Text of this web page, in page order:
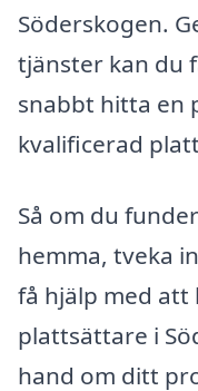
Söderskogen.
tjänster kan du
snabbt hitta en
kvalificerad
Så om du
hemma, tveka
få hjälp med
plattsättare i
hand om ditt